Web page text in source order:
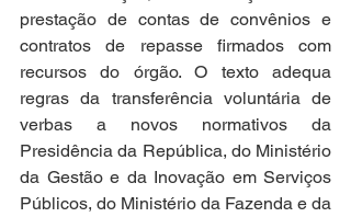
prestação de contas de convênios e
contratos de repasse firmados com
recursos do órgão. O texto adequa
regras da transferência voluntária de
verbas a novos normativos da
Presidência da República, do Ministério
da Gestão e da Inovação em Serviços
Públicos, do Ministério da Fazenda e da